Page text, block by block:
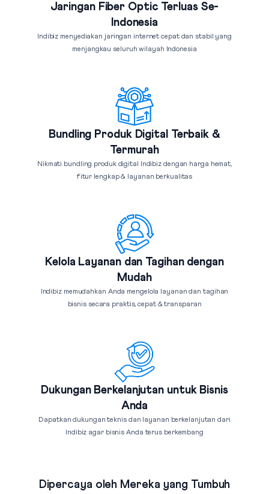
Jaringan Fiber Optic Terluas Se-
Indonesia
Indibiz menyediakan jaringan internet cepat dan stabil yang
menjangkau seluruh wilayah Indonesia
Bundling Produk Digital Terbaik &
Termurah
Nikmati bundling produk digital Indibiz dengan harga hemat,
fitur lengkap & layanan berkualitas
Kelola Layanan dan Tagihan dengan
Mudah
Indibiz memudahkan Anda mengelola layanan dan tagihan
bisnis secara praktis, cepat & transparan
Dukungan Berkelanjutan untuk Bisnis
Anda
Dapatkan dukungan teknis dan layanan berkelanjutan dari
Indibiz agar bisnis Anda terus berkembang
Dipercaya oleh Mereka yang Tumbuh